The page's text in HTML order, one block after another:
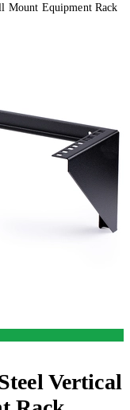
Mount Equipment Rack
Vertical